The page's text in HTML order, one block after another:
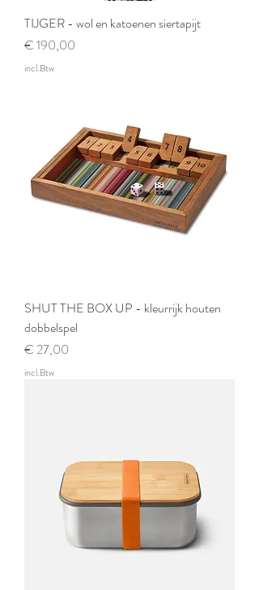
TIJGER - wol en katoenen siertapijt
Prijs
€ 190,00
incl.Btw
SHUT THE BOX UP - kleurrijk houten
dobbelspel
Prijs
€ 27,00
incl.Btw